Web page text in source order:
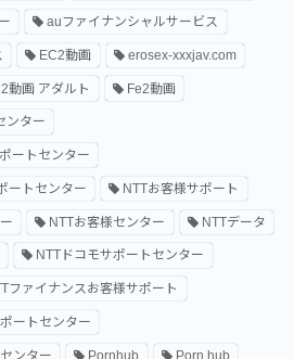
auファイナンシャルサービス
EC2動画 erosex-xxxjav.com
動画 アダルト Fe2動画
ンター
ートセンター
ートセンター NTTお客様サポート
NTTお客様センター NTTデータ
NTTドコモサポートセンター
ファイナンスお客様サポート
ートセンター
ンター Pornhub Porn hub